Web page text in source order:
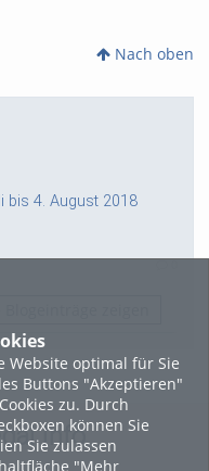
Website optimal für Sie
Buttons "Akzeptieren"
zu. Durch
können Sie
Sie zulassen
"Mehr
Nach oben
bis 4. August 2018
Info